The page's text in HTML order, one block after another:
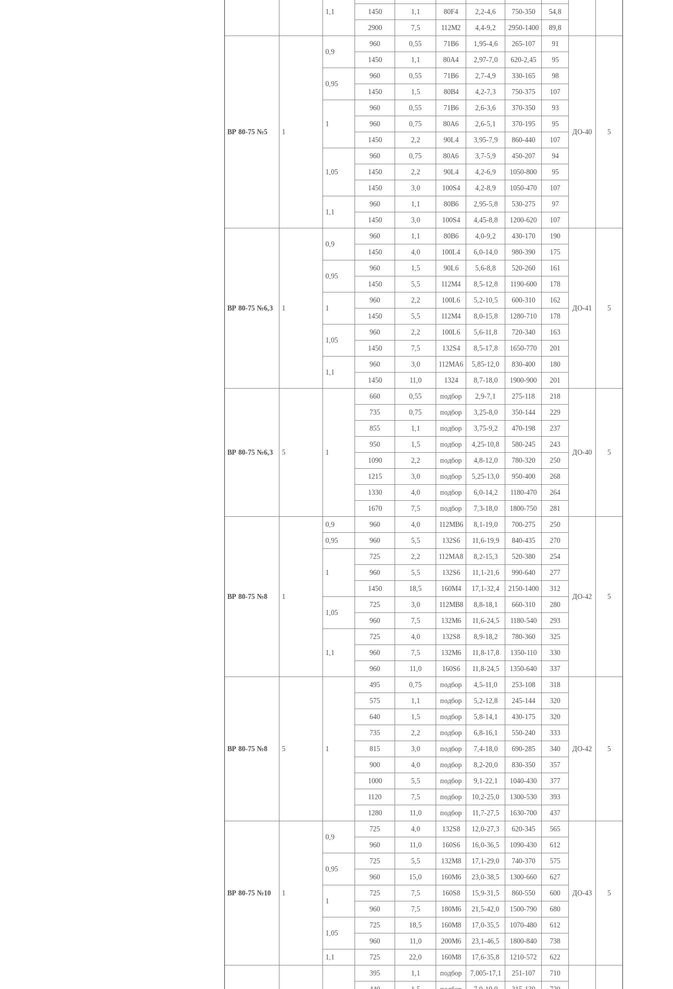
1,1 1450 1,1 80F4 2,2-4,6 750-350 54,8
2900 7,5 112M2 4,4-9,2 2950-1400 89,8
ВР 80-75 №5 1
0,9
960 0,55 71В6 1,95-4,6 265-107 91
ДО-40 5
1450 1,1 80А4 2,97-7,0 620-2,45 95
0,95
960 0,55 71В6 2,7-4,9 330-165 98
1450 1,5 80В4 4,2-7,3 750-375 107
1
960 0,55 71В6 2,6-3,6 370-350 93
960 0,75 80А6 2,6-5,1 370-195 95
1450 2,2 90L4 3,95-7,9 860-440 107
1,05
960 0,75 80A6 3,7-5,9 450-207 94
1450 2,2 90L4 4,2-6,9 1050-800 95
1450 3,0 100S4 4,2-8,9 1050-470 107
1,1
960 1,1 80B6 2,95-5,8 530-275 97
1450 3,0 100S4 4,45-8,8 1200-620 107
ВР 80-75 №6,3 1
0,9
960 1,1 80В6 4,0-9,2 430-170 190
ДО-41 5
1450 4,0 100L4 6,0-14,0 980-390 175
0,95
960 1,5 90L6 5,6-8,8 520-260 161
1450 5,5 112M4 8,5-12,8 1190-600 178
1
960 2,2 100L6 5,2-10,5 600-310 162
1450 5,5 112M4 8,0-15,8 1280-710 178
1,05
960 2,2 100L6 5,6-11,8 720-340 163
1450 7,5 132S4 8,5-17,8 1650-770 201
1,1
960 3,0 112MA6 5,85-12,0 830-400 180
1450 11,0 1324 8,7-18,0 1900-900 201
ВР 80-75 №6,3 5 1
660 0,55 подбор 2,9-7,1 275-118 218
ДО-40 5
735 0,75 подбор 3,25-8,0 350-144 229
855 1,1 подбор 3,75-9,2 470-198 237
950 1,5 подбор 4,25-10,8 580-245 243
1090 2,2 подбор 4,8-12,0 780-320 250
1215 3,0 подбор 5,25-13,0 950-400 268
1330 4,0 подбор 6,0-14,2 1180-470 264
1670 7,5 подбор 7,3-18,0 1800-750 281
ВР 80-75 №8 1
0,9 960 4,0 112MB6 8,1-19,0 700-275 250
ДО-42 5
0,95 960 5,5 132S6 11,6-19,9 840-435 270
1
725 2,2 112MA8 8,2-15,3 520-380 254
960 5,5 132S6 11,1-21,6 990-640 277
1450 18,5 160M4 17,1-32,4 2150-1400 312
1,05
725 3,0 112MB8 8,8-18,1 660-310 280
960 7,5 132M6 11,6-24,5 1180-540 293
1,1
725 4,0 132S8 8,9-18,2 780-360 325
960 7,5 132M6 11,8-17,8 1350-110 330
960 11,0 160S6 11,8-24,5 1350-640 337
ВР 80-75 №8 5 1
495 0,75 подбор 4,5-11,0 253-108 318
ДО-42 5
575 1,1 подбор 5,2-12,8 245-144 320
640 1,5 подбор 5,8-14,1 430-175 320
735 2,2 подбор 6,8-16,1 550-240 333
815 3,0 подбор 7,4-18,0 690-285 340
900 4,0 подбор 8,2-20,0 830-350 357
1000 5,5 подбор 9,1-22,1 1040-430 377
1120 7,5 подбор 10,2-25,0 1300-530 393
1280 11,0 подбор 11,7-27,5 1630-700 437
ВР 80-75 №10 1
0,9
725 4,0 132S8 12,0-27,3 620-345 565
ДО-43 5
960 11,0 160S6 16,0-36,5 1090-430 612
0,95
725 5,5 132M8 17,1-29,0 740-370 575
960 15,0 160M6 23,0-38,5 1300-660 627
1
725 7,5 160S8 15,9-31,5 860-550 600
960 7,5 180M6 21,5-42,0 1500-790 680
1,05
725 18,5 160M8 17,0-35,5 1070-480 612
960 11,0 200M6 23,1-46,5 1800-840 738
1,1 725 22,0 160M8 17,6-35,8 1210-572 622
395 1,1 подбор 7,005-17,1 251-107 710